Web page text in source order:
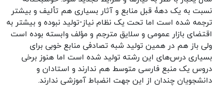
نسبت به یک دهۀ قبل منابع و آثار بسیاری هم تألیف و بیشتر
ترجمه شده است اما تحت یک نظام نیاز-تولید نبوده و بیشتر به
اقتضای بازار عمومی و سلایق مترجم و مؤلف وابسته بوده است
ولی باز هم در همین تولید شبه تصادفی منابع خوبی برای
بسیاری درس‌های این رشته تولید شده است اما هنوز برخی
دروس یک منبع فارسی متوسط هم ندارند و استادان و
دانشجویان چندان از این جهت انضباط آموزشی ندارند.